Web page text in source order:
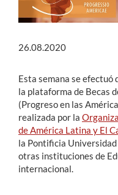
26.08.2020
Esta semana se efectuó
la plataforma de Becas
(Progreso en las
realizada por la
de América Latina y El
la Pontificia
otras instituciones de
internacional.